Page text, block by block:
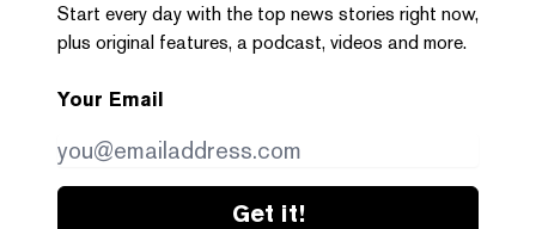
Start every day with the top news stories right now,
plus original features, a podcast, videos and more.
Your Email
Get it!